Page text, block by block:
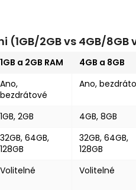
(1GB/2GB vs 4GB/
1GB a 2GB RAM 4GB a 8GB
Ano,
bezdrátové
Ano,
1GB, 2GB 4GB, 8GB
32GB, 64GB,
128GB
32GB, 64GB,
128GB
Volitelné Volitelné